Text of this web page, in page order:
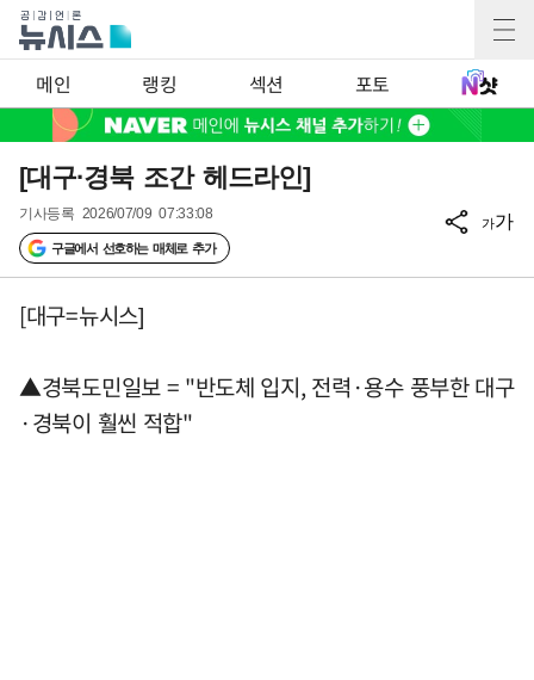
메인 랭킹 섹션 포토
[대구·경북 조간 헤드라인]
기사등록 2026/07/09 07:33:08
구글에서 선호하는 매체로 추가
가가
[대구=뉴시스]
▲경북도민일보 = "반도체 입지, 전력·용수 풍부한 대구
·경북이 훨씬 적합"